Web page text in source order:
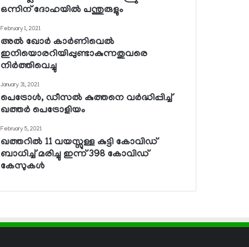
ഒന്നിന് ദോഹയില്‍ പന്തുരുളും
February 1, 2021
അല്‍ ഖോര്‍ കാര്‍ണിവെല്‍
ഇനിയൊരറിയിപ്പുണ്ടാകുന്നതുവരെ
നിര്‍ത്തിവെച്ചു
January 31, 2021
പെട്രോള്‍, ഡീസല്‍ കുത്തനെ വര്‍ദ്ധിപ്പിച്ച്
ഖത്തര്‍ പെട്രോളിയം
February 5, 2021
ഖത്തറില്‍ 11 വയസ്സുള്ള കുട്ടി കോവിഡ്
ബാധിച്ച് മരിച്ചു ഇന്ന് 398 കോവിഡ്
കേസുകള്‍